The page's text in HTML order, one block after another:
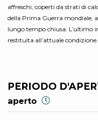
affreschi, coperti da strati di
della Prima Guerra mondiale,
lungo tempo chiusa. L’ultimo
restituita all’attuale condizione.
PERIODO
aperto